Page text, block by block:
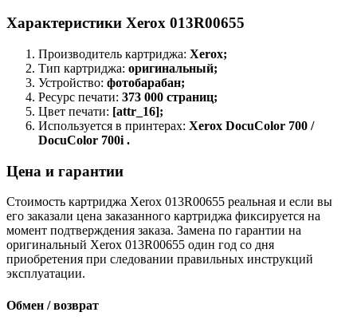
Характеристики Xerox 013R00655
Производитель картриджа: Xerox;
Тип картриджа: оригинальный;
Устройство: фотобарабан;
Ресурс печати: 373 000 страниц;
Цвет печати: [attr_16];
Используется в принтерах: Xerox DocuColor 700 /
DocuColor 700i .
Цена и гарантии
Стоимость картриджа Xerox 013R00655 реальная и если вы
его заказали цена заказанного картриджа фиксируется на
момент подтверждения заказа. Замена по гарантии на
оригинальный Xerox 013R00655 один год со дня
приобретения при следовании правильных инструкций
эксплуатации.
Обмен / возврат